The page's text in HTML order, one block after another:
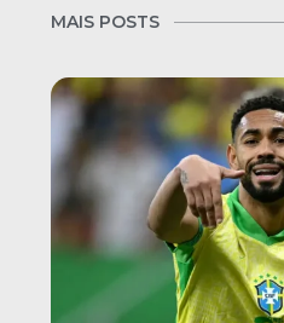
MAIS POSTS